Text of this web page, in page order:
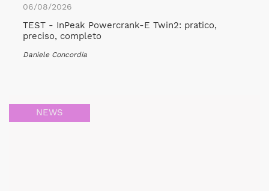
06/08/2026
TEST - InPeak Powercrank-E Twin2: pratico,
preciso, completo
Daniele Concordia
NEWS